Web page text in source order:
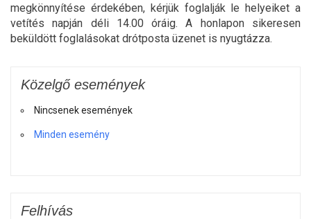
megkönnyítése érdekében, kérjük foglalják le helyeiket a
vetítés napján déli 14.00 óráig. A honlapon sikeresen
beküldött foglalásokat drótposta üzenet is nyugtázza.
Közelgő események
Nincsenek események
Minden esemény
Felhívás